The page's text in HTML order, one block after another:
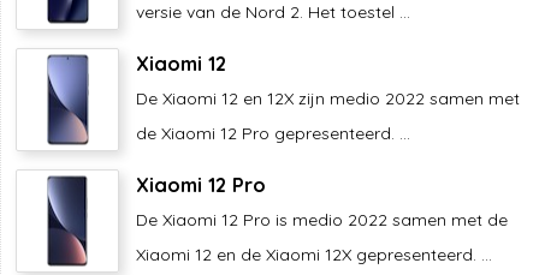
versie van de Nord 2. Het toestel ...
Xiaomi 12
De Xiaomi 12 en 12X zijn medio 2022 samen met
de Xiaomi 12 Pro gepresenteerd. ...
Xiaomi 12 Pro
De Xiaomi 12 Pro is medio 2022 samen met de
Xiaomi 12 en de Xiaomi 12X gepresenteerd. ...